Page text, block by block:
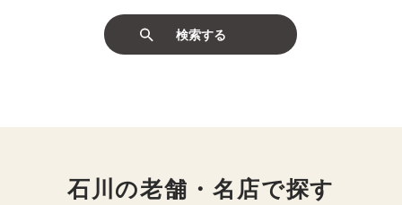
検索する
石川の老舗・名店で探す